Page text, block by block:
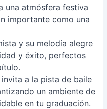
una atmósfera festiva
importante como una
y su melodía alegre
y éxito, perfectos
invita a la pista de baile
un ambiente de
en tu graduación.